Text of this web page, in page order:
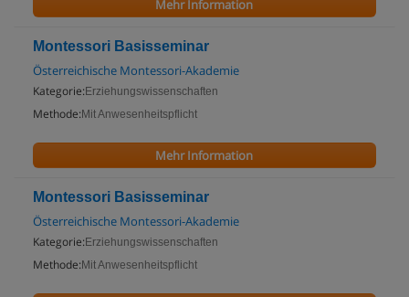
Mehr Information
Montessori Basisseminar
Österreichische Montessori-Akademie
Kategorie: Erziehungswissenschaften
Methode: Mit Anwesenheitspflicht
Mehr Information
Montessori Basisseminar
Österreichische Montessori-Akademie
Kategorie: Erziehungswissenschaften
Methode: Mit Anwesenheitspflicht